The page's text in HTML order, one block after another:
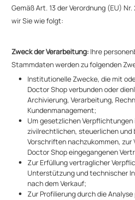
Gemäß Art. 13 der Verordnung (EU)
wir Sie wie folgt:
Zweck der Verarbeitung: Ihre
Stammdaten werden zu folgenden
Institutionelle Zwecke, die mit
Doctor Shop verbunden oder
Archivierung, Verarbeitung,
Kundenmanagement;
Um gesetzlichen
zivilrechtlichen, steuerlichen
Vorschriften nachzukommen, zur
Doctor Shop eingegangenen
Zur Erfüllung vertraglicher
Unterstützung und technischer
nach dem Verkauf;
Zur Profilierung durch die